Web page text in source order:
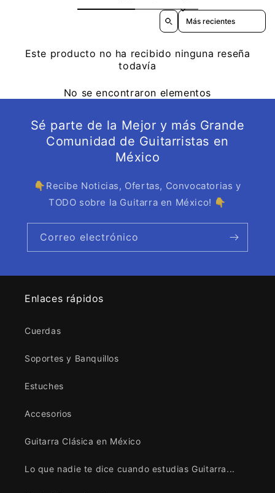
Sort reviews by
Este producto no ha recibido ninguna reseña
todavía
No se encontraron elementos
Sé parte de la Mejor y más Grande
Comunidad de Guitarristas en
México
👇Recibe Noticias, Ofertas, Convocatorias y
TODO sobre la Guitarra en México! 👇
Correo electrónico
Enlaces rápidos
Cuerdas
Soportes y Banquillos
Estuches
Accesorios
Guitarra Clásica en México
Lo que nadie te dice cuando estudias Guitarra...